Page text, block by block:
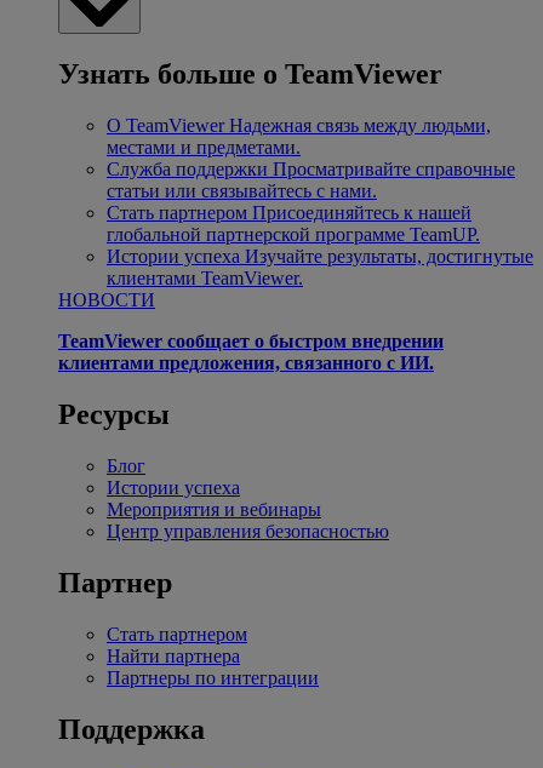
Узнать больше о TeamViewer
О TeamViewer Надежная связь между людьми,
местами и предметами.
Служба поддержки Просматривайте справочные
статьи или связывайтесь с нами.
Стать партнером Присоединяйтесь к нашей
глобальной партнерской программе TeamUP.
Истории успеха Изучайте результаты, достигнутые
клиентами TeamViewer.
НОВОСТИ
TeamViewer сообщает о быстром внедрении
клиентами предложения, связанного с ИИ.
Ресурсы
Блог
Истории успеха
Мероприятия и вебинары
Центр управления безопасностью
Партнер
Стать партнером
Найти партнера
Партнеры по интеграции
Поддержка